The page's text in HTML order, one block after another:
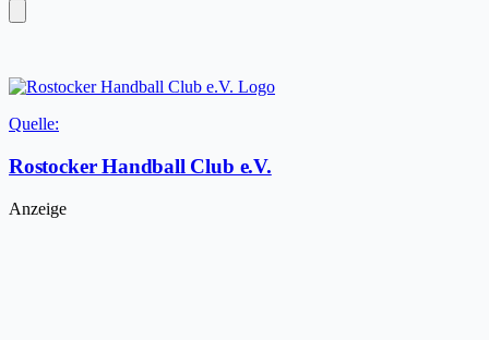
Quelle:
Rostocker Handball Club e.V.
Anzeige